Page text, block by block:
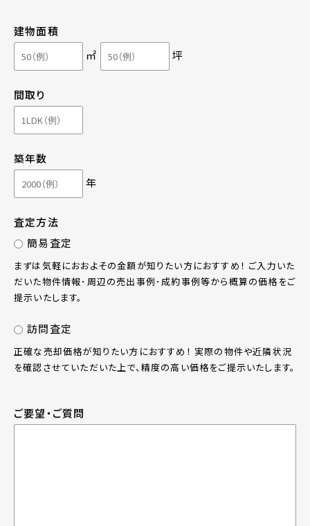
建物面積
㎡
坪
間取り
築年数
年
査定方法
簡易査定
まずは気軽におおよその金額が知りたい方におすすめ！ ご入力いた
だいた物件情報･周辺の売出事例･成約事例等から概算の価格をご
提示いたします。
訪問査定
正確な売却価格が知りたい方におすすめ！ 実際の物件や近隣状況
を確認させていただいた上で、精度の高い価格をご提示いたします。
ご要望・ご質問